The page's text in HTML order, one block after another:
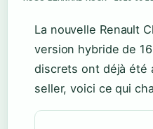
La nouvelle Renault
version hybride de
discrets ont déjà été
seller, voici ce qui